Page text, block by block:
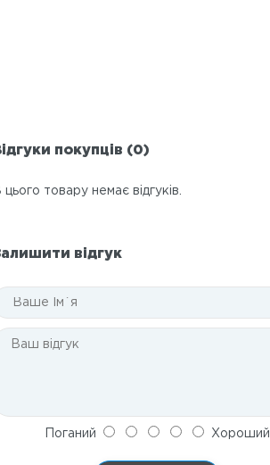
покупців (0)
цього товару немає відгуків.
відгук
Поганий Хороший